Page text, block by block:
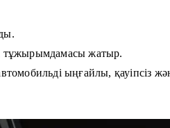
тұжырымдамасы жатыр.
ыңғайлы, қауіпсіз